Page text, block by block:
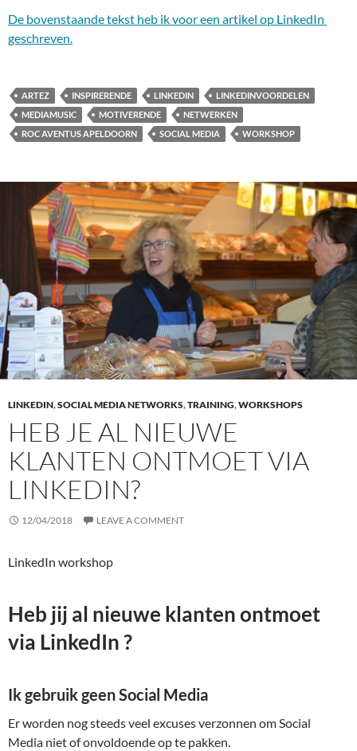
De bovenstaande tekst heb ik voor een artikel op LinkedIn
geschreven.
ARTEZ INSPIRERENDE LINKEDIN
LINKEDINVOORDELEN
MEDIAMUSIC
MOTIVERENDE
NETWERKEN
ROC AVENTUS APELDOORN
SOCIAL MEDIA WORKSHOP
LINKEDIN,SOCIAL MEDIA NETWORKS,TRAINING,WORKSHOPS
HEB JE AL NIEUWE
KLANTEN ONTMOET VIA
LINKEDIN?
12/04/2018 LEAVE A COMMENT
LinkedIn workshop
Heb jij al nieuwe klanten ontmoet
via LinkedIn ?
Ik gebruik geen Social Media
Er worden nog steeds veel excuses verzonnen om Social
Media niet of onvoldoende op te pakken.